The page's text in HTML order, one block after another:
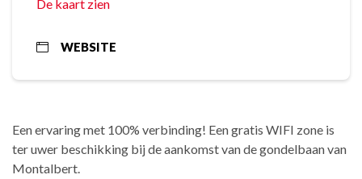
De kaart zien
WEBSITE
Een ervaring met 100% verbinding! Een gratis WIFI zone is
ter uwer beschikking bij de aankomst van de gondelbaan van
Montalbert.